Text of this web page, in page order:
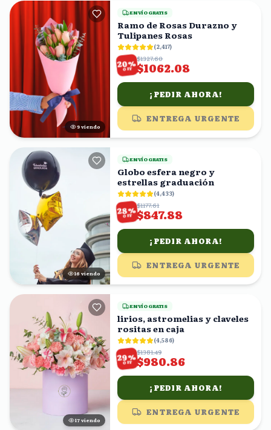
9 viendo
ENVÍO GRATIS
Ramo de Rosas Durazno y
Tulipanes Rosas
(2,417)
20%
OFF
$1327.60
$1062.08
¡PEDIR AHORA!
ENTREGA URGENTE
16 viendo
ENVÍO GRATIS
Globo esfera negro y
estrellas graduación
(4,433)
28%
OFF
$1177.61
$847.88
¡PEDIR AHORA!
ENTREGA URGENTE
17 viendo
ENVÍO GRATIS
lirios, astromelias y claveles
rositas en caja
(4,586)
29%
OFF
$1381.49
$980.86
¡PEDIR AHORA!
ENTREGA URGENTE